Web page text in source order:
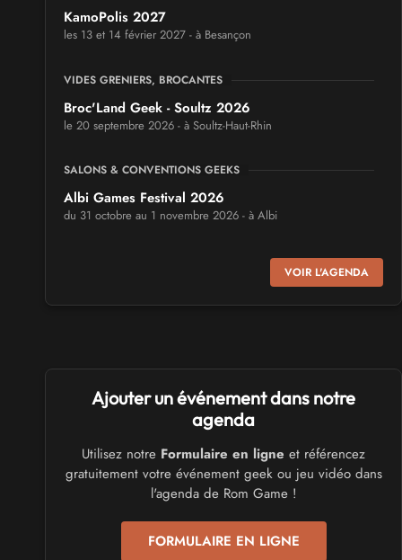
KamoPolis 2027
les 13 et 14 février 2027 - à Besançon
VIDES GRENIERS, BROCANTES
Broc'Land Geek - Soultz 2026
le 20 septembre 2026 - à Soultz-Haut-Rhin
SALONS & CONVENTIONS GEEKS
Albi Games Festival 2026
du 31 octobre au 1 novembre 2026 - à Albi
Virtual Calais - salon du jeu vidéo et des loisirs
numériques 2026
SALONS & CONVENTIONS GEEKS
Trolls et Légendes 2027
du 26 au 28 mars 2027 - à Mons
CULTURE JAPONAISE ET OTAKU
Mang'Azur 2027
les 24 et 25 avril 2027 - à Toulon
SALONS & CONVENTIONS GEEKS
VOIR L'AGENDA
Ajouter un événement dans notre
agenda
Utilisez notre Formulaire en ligne et référencez
gratuitement votre événement geek ou jeu vidéo dans
l'agenda de Rom Game !
FORMULAIRE EN LIGNE